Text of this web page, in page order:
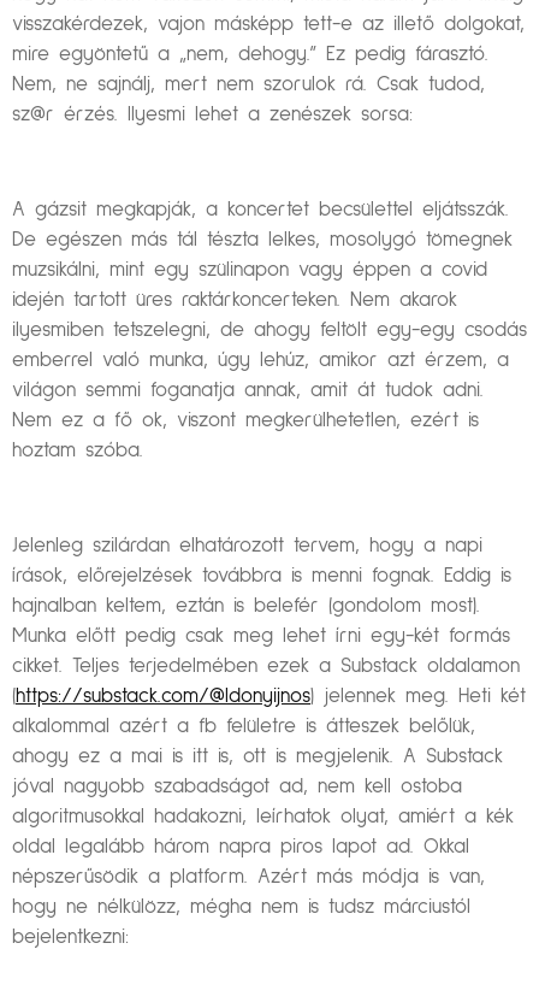
visszakérdezek, vajon másképp tett-e az illető dolgokat,
mire egyöntetű a „nem, dehogy.” Ez pedig fárasztó.
Nem, ne sajnálj, mert nem szorulok rá. Csak tudod,
sz@r érzés. Ilyesmi lehet a zenészek sorsa:
A gázsit megkapják, a koncertet becsülettel eljátsszák.
De egészen más tál tészta lelkes, mosolygó tömegnek
muzsikálni, mint egy szülinapon vagy éppen a covid
idején tartott üres raktárkoncerteken. Nem akarok
ilyesmiben tetszelegni, de ahogy feltölt egy-egy csodás
emberrel való munka, úgy lehúz, amikor azt érzem, a
világon semmi foganatja annak, amit át tudok adni.
Nem ez a fő ok, viszont megkerülhetetlen, ezért is
hoztam szóba.
Jelenleg szilárdan elhatározott tervem, hogy a napi
írások, előrejelzések továbbra is menni fognak. Eddig is
hajnalban keltem, eztán is belefér (gondolom most).
Munka előtt pedig csak meg lehet írni egy-két formás
cikket. Teljes terjedelmében ezek a Substack oldalamon
(https://substack.com/@ldonyijnos) jelennek meg. Heti két
alkalommal azért a fb felületre is átteszek belőlük,
ahogy ez a mai is itt is, ott is megjelenik. A Substack
jóval nagyobb szabadságot ad, nem kell ostoba
algoritmusokkal hadakozni, leírhatok olyat, amiért a kék
oldal legalább három napra piros lapot ad. Okkal
népszerűsödik a platform. Azért más módja is van,
hogy ne nélkülözz, mégha nem is tudsz márciustól
bejelentkezni: